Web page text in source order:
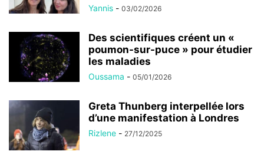
Yannis - 03/02/2026
Des scientifiques créent un «
poumon-sur-puce » pour étudier
les maladies
Oussama - 05/01/2026
Greta Thunberg interpellée lors
d’une manifestation à Londres
Rizlene - 27/12/2025